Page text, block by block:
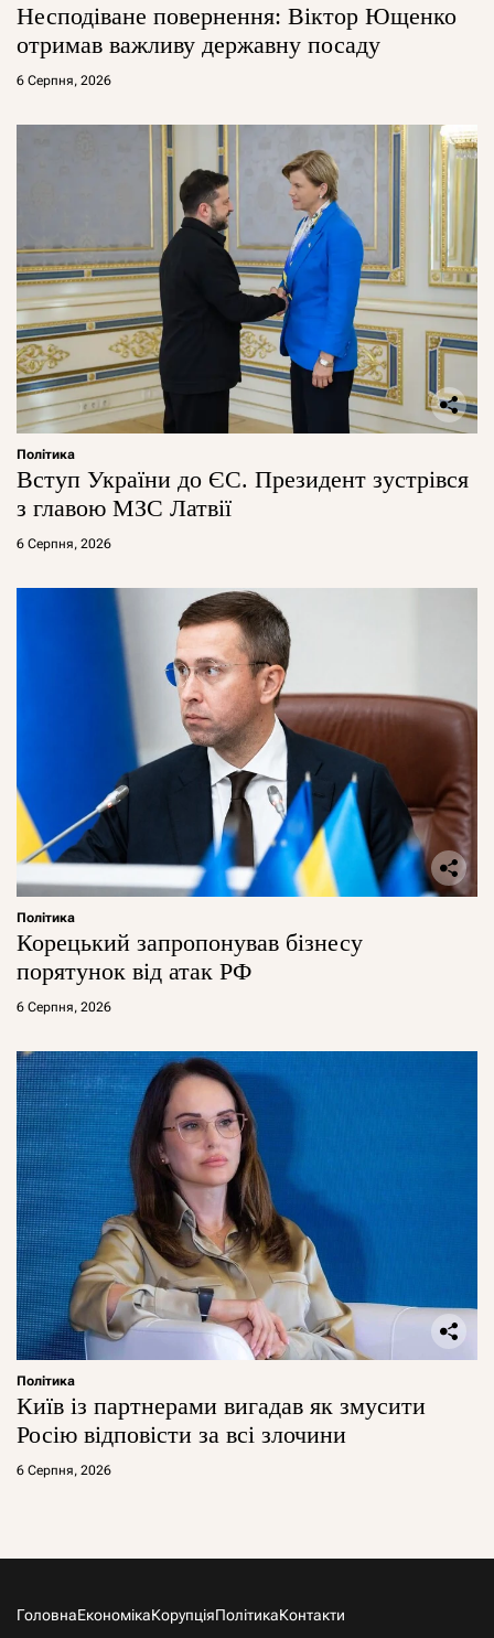
Несподіване повернення: Віктор Ющенко
отримав важливу державну посаду
6 Серпня, 2026
Політика
Вступ України до ЄС. Президент зустрівся
з главою МЗС Латвії
6 Серпня, 2026
Політика
Корецький запропонував бізнесу
порятунок від атак РФ
6 Серпня, 2026
Політика
Київ із партнерами вигадав як змусити
Росію відповісти за всі злочини
6 Серпня, 2026
ГоловнаЕкономікаКорупціяПолітикаКонтакти